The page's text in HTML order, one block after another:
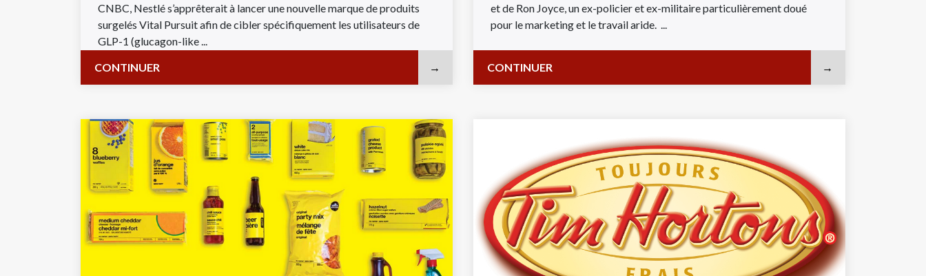
CNBC, Nestlé s’apprêterait à lancer une nouvelle marque de produits
surgelés Vital Pursuit afin de cibler spécifiquement les utilisateurs de
GLP-1 (glucagon-like ...
CONTINUER
et de Ron Joyce, un ex-policier et ex-militaire particulièrement doué
pour le marketing et le travail aride. ...
CONTINUER